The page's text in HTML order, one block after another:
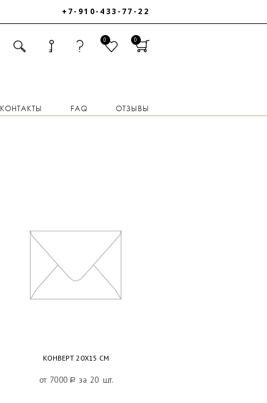
+7-910-433-77-22
0 0
КОНТАКТЫ FAQ ОТЗЫВЫ
КОНВЕРТ 20Х15 СМ
от 7000 a за 20 шт.